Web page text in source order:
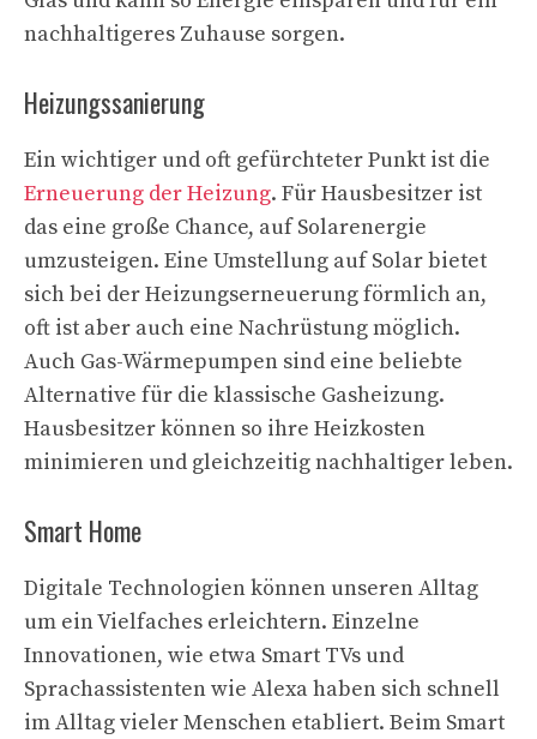
nachhaltigeres Zuhause sorgen.
Heizungssanierung
Ein wichtiger und oft gefürchteter Punkt ist die
Erneuerung der Heizung. Für Hausbesitzer ist
das eine große Chance, auf Solarenergie
umzusteigen. Eine Umstellung auf Solar bietet
sich bei der Heizungserneuerung förmlich an,
oft ist aber auch eine Nachrüstung möglich.
Auch Gas-Wärmepumpen sind eine beliebte
Alternative für die klassische Gasheizung.
Hausbesitzer können so ihre Heizkosten
minimieren und gleichzeitig nachhaltiger leben.
Smart Home
Digitale Technologien können unseren Alltag
um ein Vielfaches erleichtern. Einzelne
Innovationen, wie etwa Smart TVs und
Sprachassistenten wie Alexa haben sich schnell
im Alltag vieler Menschen etabliert. Beim Smart